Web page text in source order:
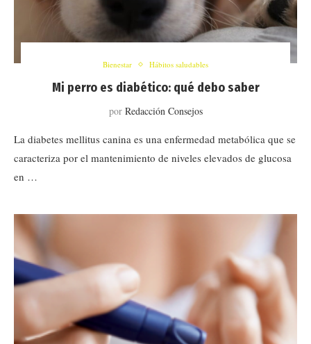
Bienestar Hábitos saludables
Mi perro es diabético: qué debo saber
por Redacción Consejos
La diabetes mellitus canina es una enfermedad metabólica que se
caracteriza por el mantenimiento de niveles elevados de glucosa
en …